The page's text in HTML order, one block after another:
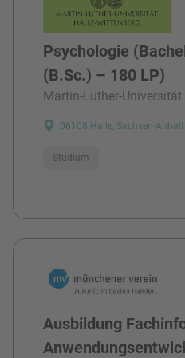
Psychologie
(B.Sc.) – 180 LP)
Martin-Luther-
06108 Halle, Sachsen-Anhalt
Studium
Ausbildung